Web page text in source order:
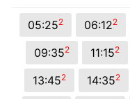
05:252 06:122
09:352 11:152
13:452 14:352